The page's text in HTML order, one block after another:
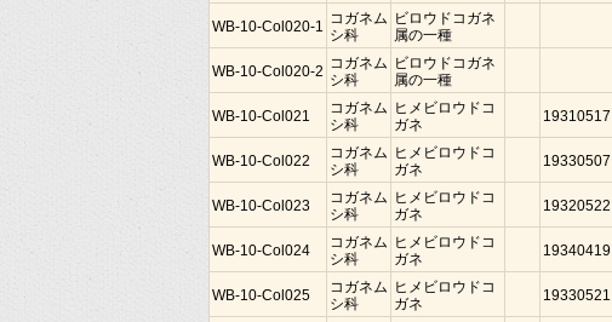
WB-10-Col020-1 コガネム
シ科
ビロウドコガネ
属の一種
WB-10-Col020-2 コガネム
シ科
ビロウドコガネ
属の一種
WB-10-Col021
コガネム
シ科
ヒメビロウドコ
ガネ
19310517
WB-10-Col022
コガネム
シ科
ヒメビロウドコ
ガネ
19330507
WB-10-Col023
コガネム
シ科
ヒメビロウドコ
ガネ
19320522
WB-10-Col024
コガネム
シ科
ヒメビロウドコ
ガネ
19340419
WB-10-Col025
コガネム
シ科
ヒメビロウドコ
ガネ
19330521